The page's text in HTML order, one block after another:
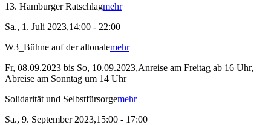
13. Hamburger Ratschlagmehr
Sa., 1. Juli 2023,14:00 - 22:00
W3_Bühne auf der altonalemehr
Fr, 08.09.2023 bis So, 10.09.2023,Anreise am Freitag ab 16 Uhr,
Abreise am Sonntag um 14 Uhr
Solidarität und Selbstfürsorgemehr
Sa., 9. September 2023,15:00 - 17:00